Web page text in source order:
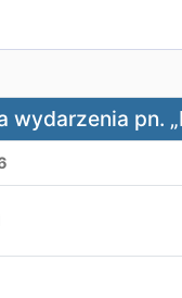
2026”
wydarzenia pn.